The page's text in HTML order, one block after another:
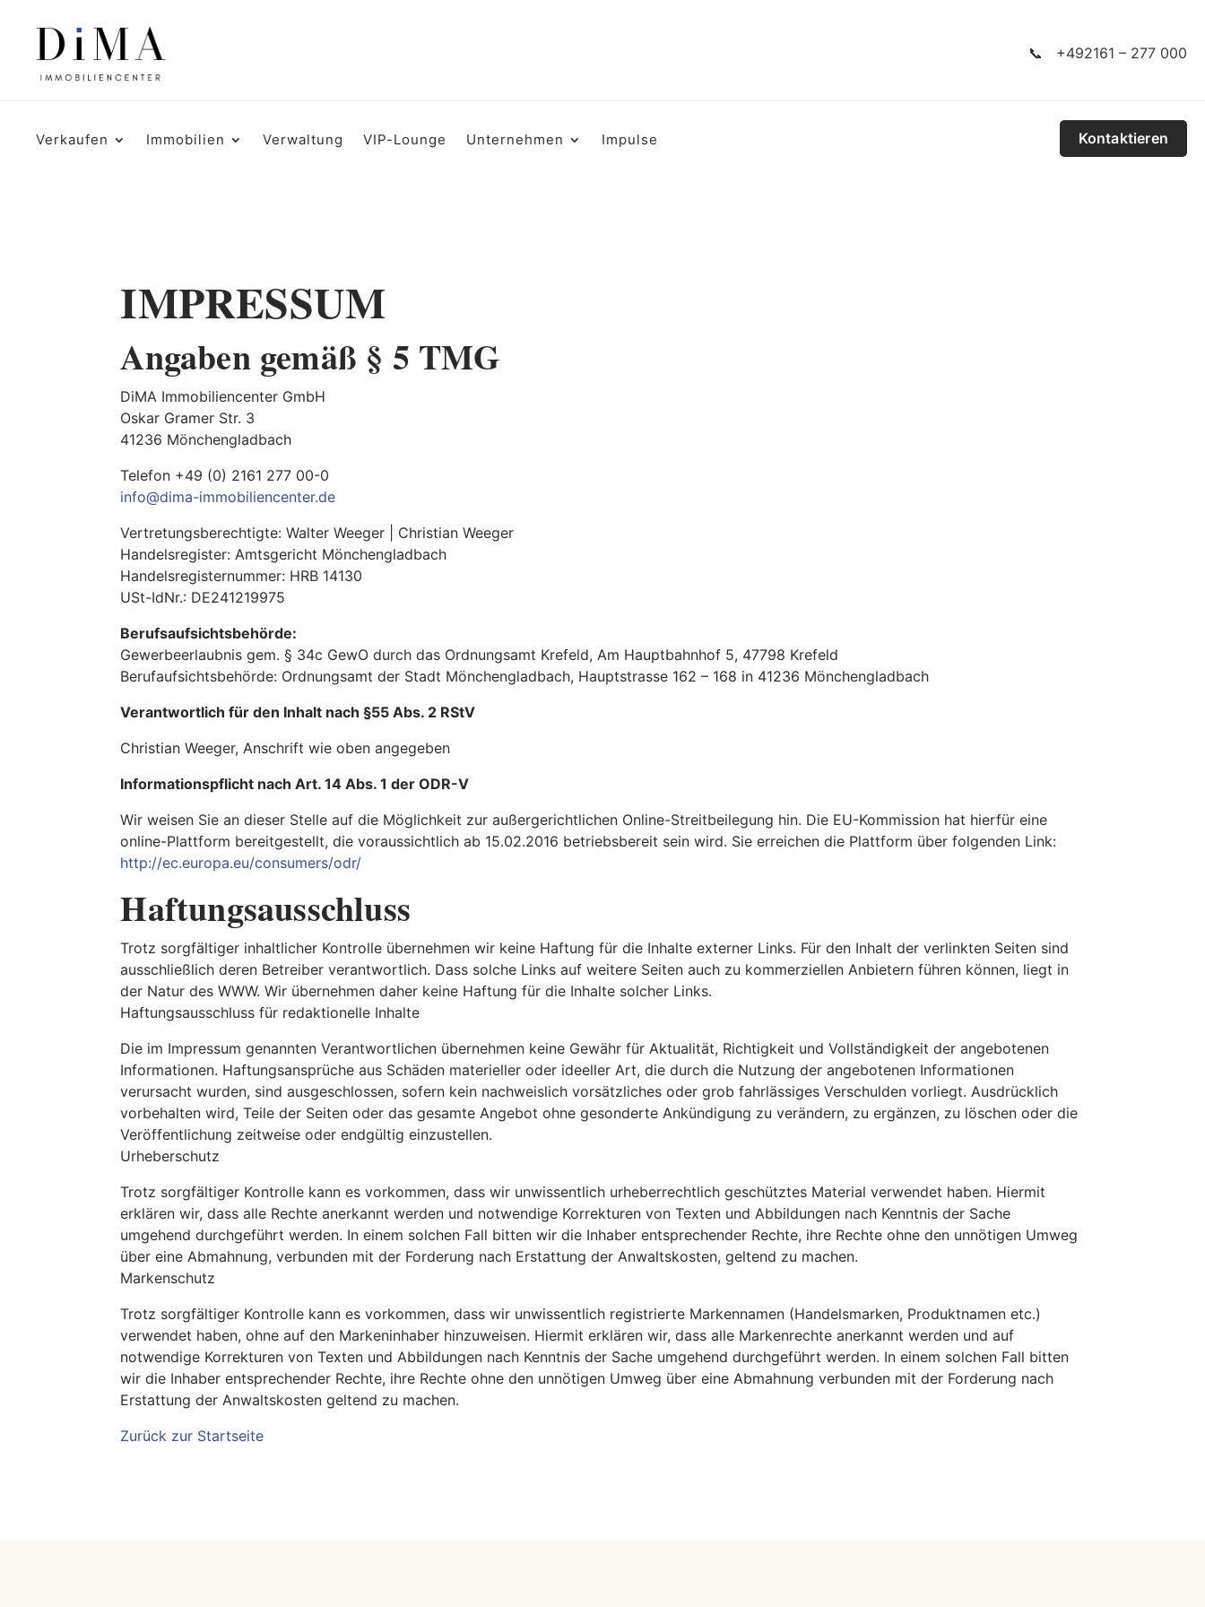
📞 +492161 – 277 000
Verkaufen Immobilien Verwaltung VIP-Lounge Unternehmen Impulse Kontaktieren
IMPRESSUM
Angaben gemäß § 5 TMG
DiMA Immobiliencenter GmbH
Oskar Gramer Str. 3
41236 Mönchengladbach
Telefon +49 (0) 2161 277 00-0
info@dima-immobiliencenter.de
Vertretungsberechtigte: Walter Weeger | Christian Weeger
Handelsregister: Amtsgericht Mönchengladbach
Handelsregisternummer: HRB 14130
USt-IdNr.: DE241219975
Berufsaufsichtsbehörde:
Gewerbeerlaubnis gem. § 34c GewO durch das Ordnungsamt Krefeld, Am Hauptbahnhof 5, 47798 Krefeld
Berufaufsichtsbehörde: Ordnungsamt der Stadt Mönchengladbach, Hauptstrasse 162 – 168 in 41236 Mönchengladbach
Verantwortlich für den Inhalt nach §55 Abs. 2 RStV
Christian Weeger, Anschrift wie oben angegeben
Informationspflicht nach Art. 14 Abs. 1 der ODR-V
Wir weisen Sie an dieser Stelle auf die Möglichkeit zur außergerichtlichen Online-Streitbeilegung hin. Die EU-Kommission hat hierfür eine
online-Plattform bereitgestellt, die voraussichtlich ab 15.02.2016 betriebsbereit sein wird. Sie erreichen die Plattform über folgenden Link:
http://ec.europa.eu/consumers/odr/
Haftungsausschluss
Trotz sorgfältiger inhaltlicher Kontrolle übernehmen wir keine Haftung für die Inhalte externer Links. Für den Inhalt der verlinkten Seiten sind
ausschließlich deren Betreiber verantwortlich. Dass solche Links auf weitere Seiten auch zu kommerziellen Anbietern führen können, liegt in
der Natur des WWW. Wir übernehmen daher keine Haftung für die Inhalte solcher Links.
Haftungsausschluss für redaktionelle Inhalte
Die im Impressum genannten Verantwortlichen übernehmen keine Gewähr für Aktualität, Richtigkeit und Vollständigkeit der angebotenen
Informationen. Haftungsansprüche aus Schäden materieller oder ideeller Art, die durch die Nutzung der angebotenen Informationen
verursacht wurden, sind ausgeschlossen, sofern kein nachweislich vorsätzliches oder grob fahrlässiges Verschulden vorliegt. Ausdrücklich
vorbehalten wird, Teile der Seiten oder das gesamte Angebot ohne gesonderte Ankündigung zu verändern, zu ergänzen, zu löschen oder die
Veröffentlichung zeitweise oder endgültig einzustellen.
Urheberschutz
Trotz sorgfältiger Kontrolle kann es vorkommen, dass wir unwissentlich urheberrechtlich geschütztes Material verwendet haben. Hiermit
erklären wir, dass alle Rechte anerkannt werden und notwendige Korrekturen von Texten und Abbildungen nach Kenntnis der Sache
umgehend durchgeführt werden. In einem solchen Fall bitten wir die Inhaber entsprechender Rechte, ihre Rechte ohne den unnötigen Umweg
über eine Abmahnung, verbunden mit der Forderung nach Erstattung der Anwaltskosten, geltend zu machen.
Markenschutz
Trotz sorgfältiger Kontrolle kann es vorkommen, dass wir unwissentlich registrierte Markennamen (Handelsmarken, Produktnamen etc.)
verwendet haben, ohne auf den Markeninhaber hinzuweisen. Hiermit erklären wir, dass alle Markenrechte anerkannt werden und auf
notwendige Korrekturen von Texten und Abbildungen nach Kenntnis der Sache umgehend durchgeführt werden. In einem solchen Fall bitten
wir die Inhaber entsprechender Rechte, ihre Rechte ohne den unnötigen Umweg über eine Abmahnung verbunden mit der Forderung nach
Erstattung der Anwaltskosten geltend zu machen.
Zurück zur Startseite